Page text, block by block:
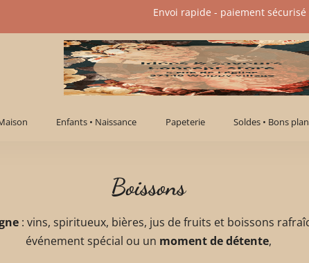
Envoi rapide - paiement sécurisé​
Enfants • Naissance Papeterie Soldes • Bons
Boissons
: vins, spiritueux, bières, jus de fruits et boissons
événement spécial ou un moment de détente,